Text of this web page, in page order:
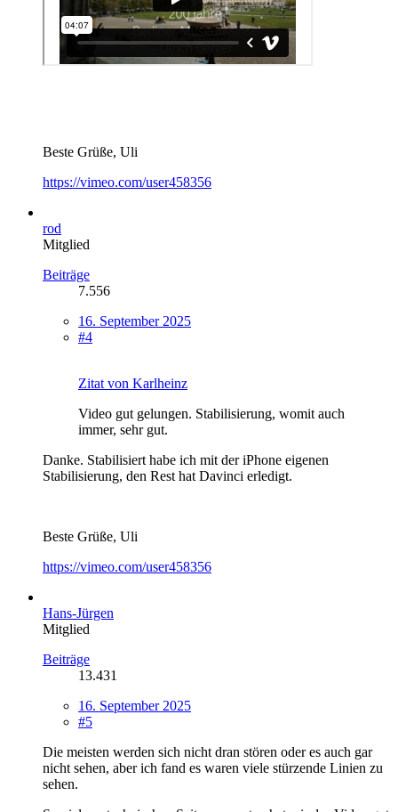
Beste Grüße, Uli
https://vimeo.com/user458356
rod
Mitglied
Beiträge
7.556
16. September 2025
#4
Zitat von Karlheinz
Video gut gelungen. Stabilisierung, womit auch
immer, sehr gut.
Danke. Stabilisiert habe ich mit der iPhone eigenen
Stabilisierung, den Rest hat Davinci erledigt.
Beste Grüße, Uli
https://vimeo.com/user458356
Hans-Jürgen
Mitglied
Beiträge
13.431
16. September 2025
#5
Die meisten werden sich nicht dran stören oder es auch gar
nicht sehen, aber ich fand es waren viele stürzende Linien zu
sehen.